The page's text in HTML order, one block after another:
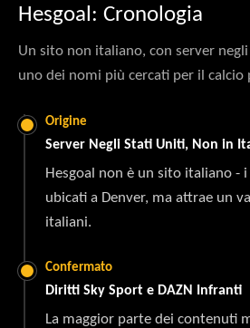
Hesgoal: Cronologia
Un sito non italiano, con server
uno dei nomi più cercati per il
Origine
Server Negli Stati Uniti, Non in
Hesgoal non è un sito italiano -
ubicati a Denver, ma attrae un
italiani.
Confermato
Diritti Sky Sport e DAZN Infranti
La maggior parte dei contenuti